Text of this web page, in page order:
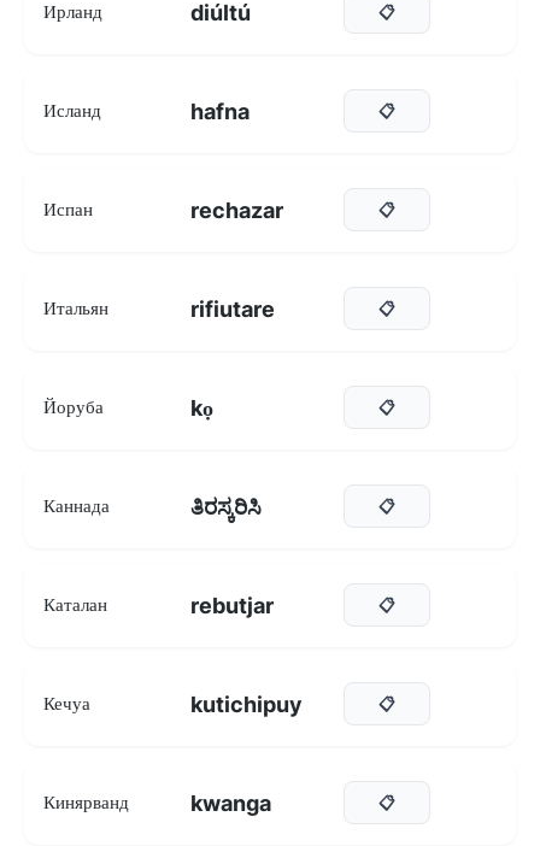
Ирланд diúltú 📋
Исланд hafna 📋
Испан rechazar 📋
Итальян rifiutare 📋
Йоруба kọ 📋
Каннада ತಿರಸ್ಕರಿಸಿ 📋
Каталан rebutjar 📋
Кечуа kutichipuy 📋
Кинярванд kwanga 📋